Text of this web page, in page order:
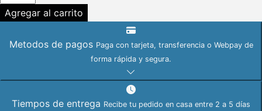
LED
GODOX
RESISTENTE
AGUA
Agregar al carrito
Metodos de pagos Paga con tarjeta, transferencia o Webpay de
forma rápida y segura.
Tiempos de entrega Recibe tu pedido en casa entre 2 a 5 días